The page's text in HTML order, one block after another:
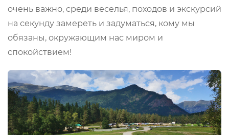
очень важно, среди веселья, походов и экскурсий
на секунду замереть и задуматься, кому мы
обязаны, окружающим нас миром и
спокойствием!